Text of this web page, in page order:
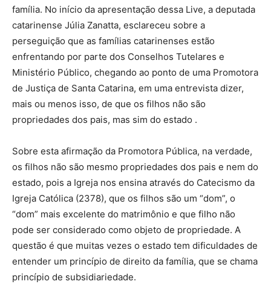
família. No início da apresentação dessa Live, a deputada
catarinense Júlia Zanatta, esclareceu sobre a
perseguição que as famílias catarinenses estão
enfrentando por parte dos Conselhos Tutelares e
Ministério Público, chegando ao ponto de uma Promotora
de Justiça de Santa Catarina, em uma entrevista dizer,
mais ou menos isso, de que os filhos não são
propriedades dos pais, mas sim do estado .
Sobre esta afirmação da Promotora Pública, na verdade,
os filhos não são mesmo propriedades dos pais e nem do
estado, pois a Igreja nos ensina através do Catecismo da
Igreja Católica (2378), que os filhos são um “dom”, o
“dom” mais excelente do matrimônio e que filho não
pode ser considerado como objeto de propriedade. A
questão é que muitas vezes o estado tem dificuldades de
entender um princípio de direito da família, que se chama
princípio de subsidiariedade.